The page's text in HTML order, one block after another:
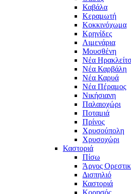
Καβάλα
Κεραμωτή
Κοκκινόχωμα
Κρηνίδες
Λιμενάρια
Μουσθένη
Νέα
Νέα Καρβάλη
Νέα Καρυά
Νέα Πέραμος
Νικήσιανη
Παλαιοχώρι
Ποταμιά
Πρίνος
Χρυσούπολη
Χρυσοχώρι
Καστοριά
Πίσω
Άργος
Δισπηλιό
Καστοριά
Κορησός